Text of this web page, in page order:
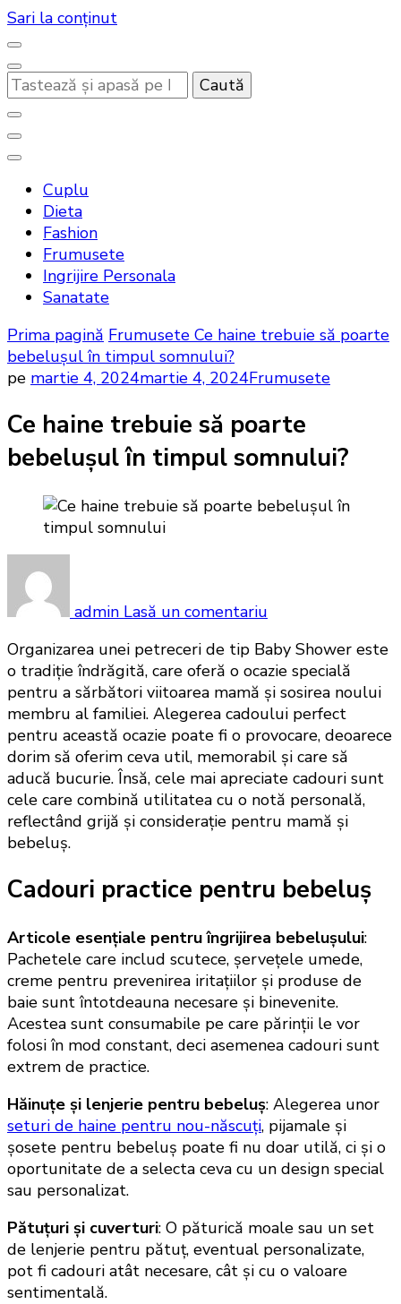
Sari la conținut
Cauți
ceva?
Bandoux
Cuplu
Dieta
Fashion
Frumusete
Ingrijire Personala
Sanatate
Prima pagină Frumusete Ce haine trebuie să poarte
bebelușul în timpul somnului?
pe martie 4, 2024martie 4, 2024Frumusete
Ce haine trebuie să poarte
bebelușul în timpul somnului?
admin Lasă un comentariu
să
poarte
bebelușul
în
timpul
somnului?
Organizarea unei petreceri de tip Baby Shower este
o tradiție îndrăgită, care oferă o ocazie specială
pentru a sărbători viitoarea mamă și sosirea noului
membru al familiei. Alegerea cadoului perfect
pentru această ocazie poate fi o provocare, deoarece
dorim să oferim ceva util, memorabil și care să
aducă bucurie. Însă, cele mai apreciate cadouri sunt
cele care combină utilitatea cu o notă personală,
reflectând grijă și considerație pentru mamă și
bebeluș.
Cadouri practice pentru bebeluș
Articole esențiale pentru îngrijirea bebelușului:
Pachetele care includ scutece, șervețele umede,
creme pentru prevenirea iritațiilor și produse de
baie sunt întotdeauna necesare și binevenite.
Acestea sunt consumabile pe care părinții le vor
folosi în mod constant, deci asemenea cadouri sunt
extrem de practice.
Hăinuțe și lenjerie pentru bebeluș: Alegerea unor
seturi de haine pentru nou-născuți, pijamale și
șosete pentru bebeluș poate fi nu doar utilă, ci și o
oportunitate de a selecta ceva cu un design special
sau personalizat.
Pătuțuri și cuverturi: O păturică moale sau un set
de lenjerie pentru pătuț, eventual personalizate,
pot fi cadouri atât necesare, cât și cu o valoare
sentimentală.